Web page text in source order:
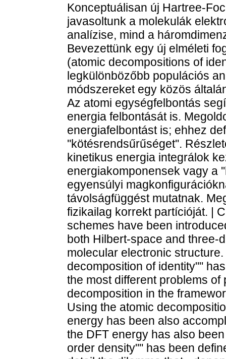
Konceptuálisan új Hartree-
javasoltunk a molekulák
analízise, mind a
Bevezettünk egy új elméleti
(atomic decompositions of
legkülönbözőbb populációs
módszereket egy közös
Az atomi egységfelbontás
energia felbontását is.
energiafelbontást is; ehhez
''kötésrendsűrűséget''.
kinetikus energia integrálok
energiakomponensek vagy a
egyensúlyi
távolságfüggést mutatnak.
fizikailag korrekt partícióját. |
schemes have been
both Hilbert-space and three-
molecular electronic
decomposition of identity""
the most different problems
decomposition in the
Using the atomic
energy has been also
the DFT energy has also
order density"" has been